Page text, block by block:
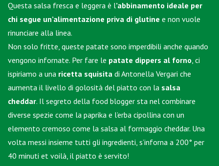
Questa salsa fresca e leggera è l’abbinamento ideale per
chi segue un’alimentazione priva di glutine e non vuole
rinunciare alla linea.
Non solo fritte, queste patate sono imperdibili anche quando
vengono infornate. Per fare le patate dippers al forno, ci
ispiriamo a una ricetta squisita di Antonella Vergari che
aumenta il livello di golosità del piatto con la salsa
cheddar. Il segreto della food blogger sta nel combinare
diverse spezie come la paprika e l’erba cipollina con un
elemento cremoso come la salsa al formaggio cheddar. Una
volta messi insieme tutti gli ingredienti, s’inforna a 200° per
40 minuti et voilà, il piatto è servito!